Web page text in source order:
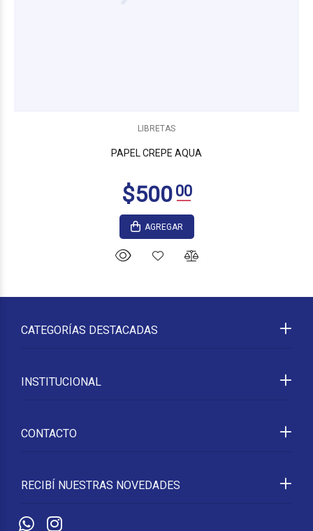
LIBRETAS
PAPEL CREPE AQUA
AGREGAR
CATEGORÍAS DESTACADAS
INSTITUCIONAL
CONTACTO
RECIBÍ NUESTRAS NOVEDADES